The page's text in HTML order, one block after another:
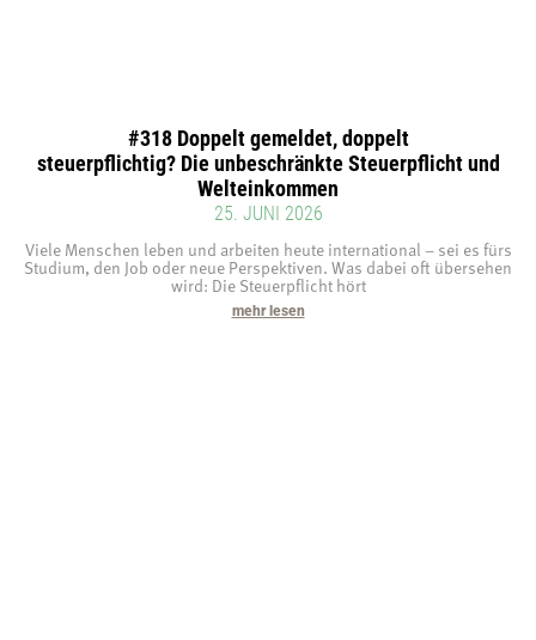
#318 Doppelt gemeldet, doppelt
steuerpflichtig? Die unbeschränkte Steuerpflicht und
Welteinkommen
25. JUNI 2026
Viele Menschen leben und arbeiten heute international – sei es fürs
Studium, den Job oder neue Perspektiven. Was dabei oft übersehen
wird: Die Steuerpflicht hört
mehr lesen